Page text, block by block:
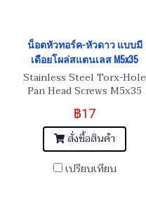
น็อตหัวทอร์ค-หัวดาว แบบมี
เดือยโผล่สแตนเลส M5x35
Stainless Steel Torx-Hole
Pan Head Screws M5x35
฿17
สั่งซื้อสินค้า
เปรียบเทียบ